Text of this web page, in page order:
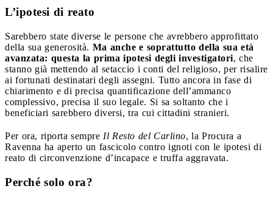
L’ipotesi di reato
Sarebbero state diverse le persone che avrebbero approfittato
della sua generosità. Ma anche e soprattutto della sua età
avanzata: questa la prima ipotesi degli investigatori, che
stanno già mettendo al setaccio i conti del religioso, per risalire
ai fortunati destinatari degli assegni. Tutto ancora in fase di
chiarimento e di precisa quantificazione dell’ammanco
complessivo, precisa il suo legale. Si sa soltanto che i
beneficiari sarebbero diversi, tra cui cittadini stranieri.
Per ora, riporta sempre Il Resto del Carlino, la Procura a
Ravenna ha aperto un fascicolo contro ignoti con le ipotesi di
reato di circonvenzione d’incapace e truffa aggravata.
Perché solo ora?